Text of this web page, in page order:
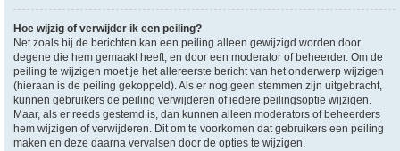
Hoe wijzig of verwijder ik een peiling?
Net zoals bij de berichten kan een peiling alleen gewijzigd worden door
degene die hem gemaakt heeft, en door een moderator of beheerder. Om de
peiling te wijzigen moet je het allereerste bericht van het onderwerp wijzigen
(hieraan is de peiling gekoppeld). Als er nog geen stemmen zijn uitgebracht,
kunnen gebruikers de peiling verwijderen of iedere peilingsoptie wijzigen.
Maar, als er reeds gestemd is, dan kunnen alleen moderators of beheerders
hem wijzigen of verwijderen. Dit om te voorkomen dat gebruikers een peiling
maken en deze daarna vervalsen door de opties te wijzigen.